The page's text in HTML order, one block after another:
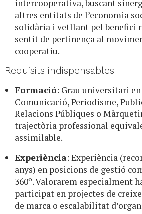
intercooperativa, buscant
altres entitats de l’economia
solidària i vetllant pel benefici
sentit de pertinença al
cooperatiu.
Requisits indispensables
Formació: Grau universitari en
Comunicació, Periodisme,
Relacions Públiques o
trajectòria professional
assimilable.
Experiència: Experiència
anys) en posicions de gestió
360º. Valorarem especialment
participat en projectes de
de marca o escalabilitat